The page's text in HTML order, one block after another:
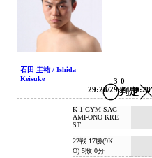
石田 圭祐 / Ishida
Keisuke
判定
3-0
29:28/29:28/30:28
K-1 GYM SAG
AMI-ONO KRE
ST
22戦 17勝(9K
O) 5敗 0分